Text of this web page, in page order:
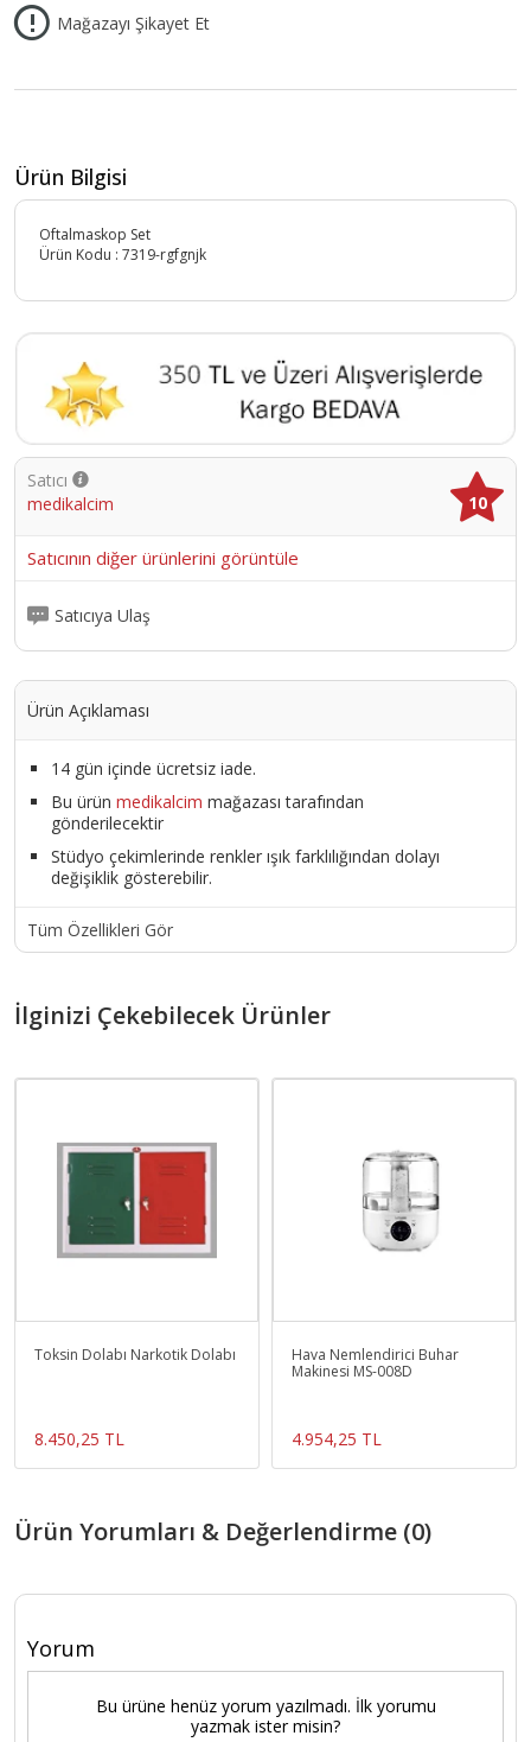
Mağazayı Şikayet Et
Ürün Bilgisi
Oftalmaskop Set
Ürün Kodu : 7319-rgfgnjk
Satıcı
medikalcim
10
Satıcının diğer ürünlerini görüntüle
Satıcıya Ulaş
Ürün Açıklaması
14 gün içinde ücretsiz iade.
Bu ürün medikalcim mağazası tarafından
gönderilecektir
Stüdyo çekimlerinde renkler ışık farklılığından dolayı
değişiklik gösterebilir.
Tüm Özellikleri Gör
İlginizi Çekebilecek Ürünler
Toksin Dolabı Narkotik Dolabı
8.450,25 TL
Hava Nemlendirici Buhar
Makinesi MS-008D
4.954,25 TL
Ürün Yorumları & Değerlendirme (0)
Yorum
Bu ürüne henüz yorum yazılmadı. İlk yorumu
yazmak ister misin?